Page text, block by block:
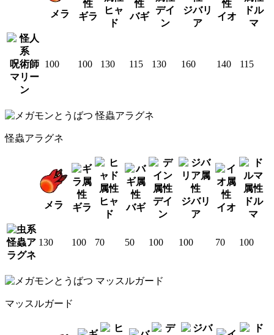
メラ ギラ
ヒャ
ド
バギ
デイ
ン
ジバリ
ア
イオ
ドル
マ
呪術師
マリー
ン
100 100 130 115 130 160 140 115
怪蟲アラグネ
メラ ギラ
ヒャ
ド
バギ
デイ
ン
ジバリ
ア
イオ
ドル
マ
怪蟲ア
ラグネ
130 100 70 50 100 100 70 100
マッスルガード